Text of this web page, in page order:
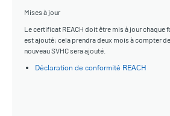
Mises à jour
Le certificat REACH doit être mis à jour chaque
est ajouté; cela prendra deux mois à compter
nouveau SVHC sera ajouté.
Déclaration de conformité REACH